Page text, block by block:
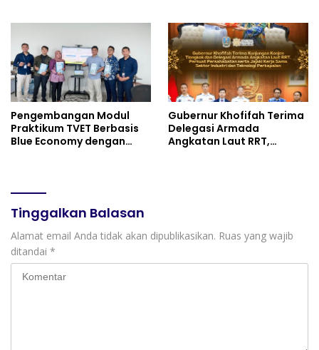
Pokok Tunggakan PKB
Pengembangan Modul
Praktikum TVET Berbasis
Blue Economy dengan
Dukung Pencapaian SDGs
Gubernur Khofifah Terima
Delegasi Armada
Angkatan Laut RRT,
Tinggalkan Balasan
Alamat email Anda tidak akan dipublikasikan. Ruas yang wajib
ditandai *